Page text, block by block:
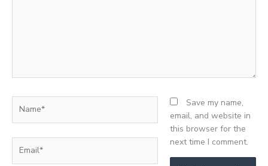
Save my name,
email, and website in
this browser for the
next time I comment.